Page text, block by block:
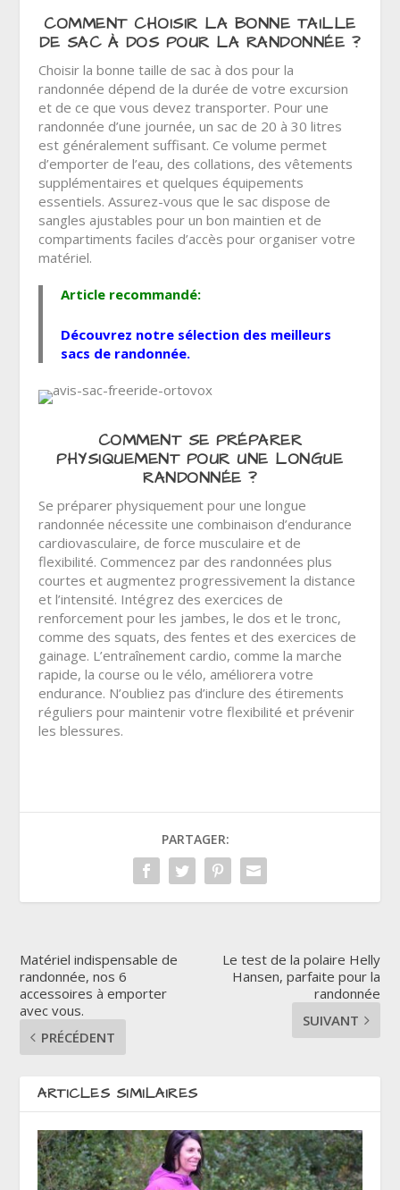
COMMENT CHOISIR LA BONNE TAILLE
DE SAC À DOS POUR LA RANDONNÉE ?
Choisir la bonne taille de sac à dos pour la
randonnée dépend de la durée de votre excursion
et de ce que vous devez transporter. Pour une
randonnée d’une journée, un sac de 20 à 30 litres
est généralement suffisant. Ce volume permet
d’emporter de l’eau, des collations, des vêtements
supplémentaires et quelques équipements
essentiels. Assurez-vous que le sac dispose de
sangles ajustables pour un bon maintien et de
compartiments faciles d’accès pour organiser votre
matériel.
Article recommandé:
Découvrez notre sélection des meilleurs
sacs de randonnée.
COMMENT SE PRÉPARER
PHYSIQUEMENT POUR UNE LONGUE
RANDONNÉE ?
Se préparer physiquement pour une longue
randonnée nécessite une combinaison d’endurance
cardiovasculaire, de force musculaire et de
flexibilité. Commencez par des randonnées plus
courtes et augmentez progressivement la distance
et l’intensité. Intégrez des exercices de
renforcement pour les jambes, le dos et le tronc,
comme des squats, des fentes et des exercices de
gainage. L’entraînement cardio, comme la marche
rapide, la course ou le vélo, améliorera votre
endurance. N’oubliez pas d’inclure des étirements
réguliers pour maintenir votre flexibilité et prévenir
les blessures.
PARTAGER:
Matériel indispensable de
randonnée, nos 6
accessoires à emporter
avec vous.
PRÉCÉDENT
Le test de la polaire Helly
Hansen, parfaite pour la
randonnée
SUIVANT
ARTICLES SIMILAIRES